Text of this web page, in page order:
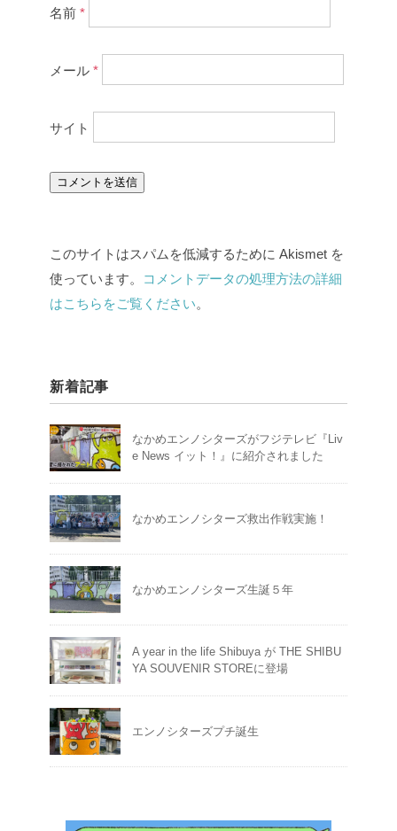
名前 *
メール *
サイト
このサイトはスパムを低減するために Akismet を
使っています。
コメントデータの処理方法の詳細
はこちらをご覧ください。
新着記事
なかめエンノシターズがフジテレビ『Liv
e News イット！』に紹介されました
なかめエンノシターズ救出作戦実施！
なかめエンノシターズ生誕５年
A year in the life Shibuya が THE SHIBU
YA SOUVENIR STOREに登場
エンノシターズプチ誕生